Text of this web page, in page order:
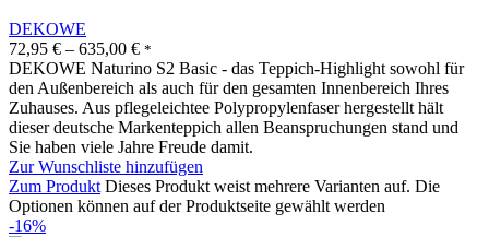
DEKOWE
72,95 € – 635,00 € *
DEKOWE Naturino S2 Basic - das Teppich-Highlight sowohl für
den Außenbereich als auch für den gesamten Innenbereich Ihres
Zuhauses. Aus pflegeleichtee Polypropylenfaser hergestellt hält
dieser deutsche Markenteppich allen Beanspruchungen stand und
Sie haben viele Jahre Freude damit.
Zur Wunschliste hinzufügen
Zum Produkt Dieses Produkt weist mehrere Varianten auf. Die
Optionen können auf der Produktseite gewählt werden
-16%